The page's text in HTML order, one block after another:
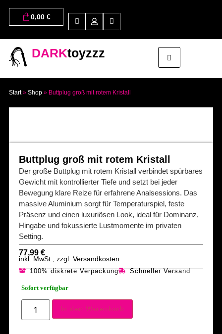
0,00 €
DARKtoyzzz
Start» Shop» Buttplug groß mit rotem Kristall
Buttplug groß mit rotem Kristall
Der große Buttplug mit rotem Kristall verbindet spürbares
Gewicht mit kontrollierter Tiefe und setzt bei jeder
Bewegung klare Reize für erfahrene Analsessions. Das
massive Aluminium sorgt für Temperaturspiel, feste
Präsenz und einen luxuriösen Look, ideal für Dominanz,
Hingabe und fokussierte Lustmomente im privaten
Setting.
77,99 €
inkl. MwSt., zzgl. Versandkosten
100% diskrete Verpackung Schneller Versand
Sofort verfügbar
In den Warenkorb